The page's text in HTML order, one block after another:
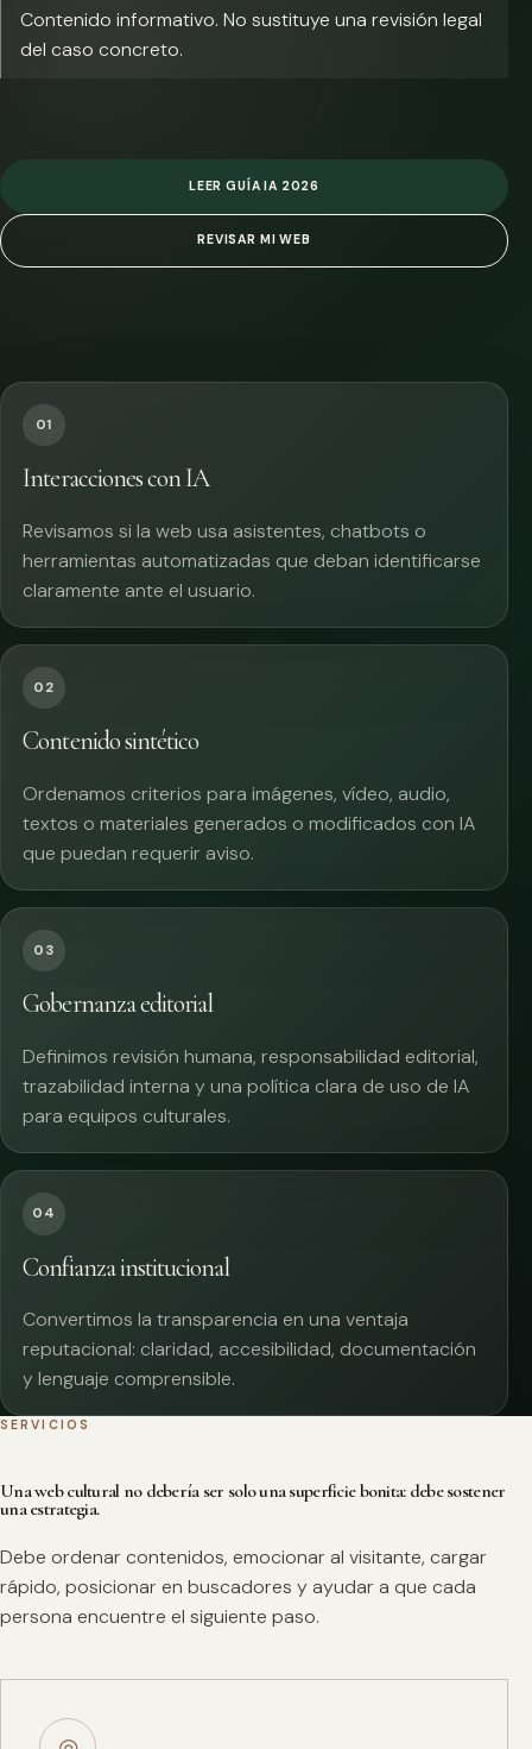
Contenido informativo. No sustituye una revisión legal
del caso concreto.
LEER GUÍA IA 2026
REVISAR MI WEB
01
Interacciones con IA
Revisamos si la web usa asistentes, chatbots o
herramientas automatizadas que deban identificarse
claramente ante el usuario.
02
Contenido sintético
Ordenamos criterios para imágenes, vídeo, audio,
textos o materiales generados o modificados con IA
que puedan requerir aviso.
03
Gobernanza editorial
Definimos revisión humana, responsabilidad editorial,
trazabilidad interna y una política clara de uso de IA
para equipos culturales.
04
Confianza institucional
Convertimos la transparencia en una ventaja
reputacional: claridad, accesibilidad, documentación
y lenguaje comprensible.
SERVICIOS
Una web cultural no debería ser solo una superficie bonita: debe sostener
una estrategia.
Debe ordenar contenidos, emocionar al visitante, cargar
rápido, posicionar en buscadores y ayudar a que cada
persona encuentre el siguiente paso.